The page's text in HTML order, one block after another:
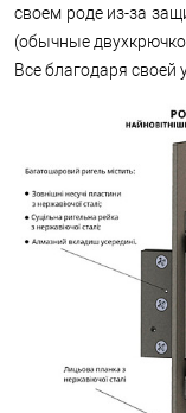
своем роде из-за
(обычные
Все благодаря своей